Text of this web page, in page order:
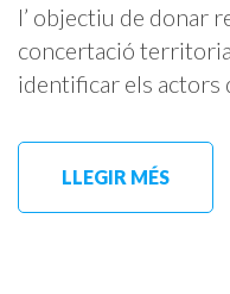
l’ objectiu de donar
concertació
identificar els actors
LLEGIR MÉS